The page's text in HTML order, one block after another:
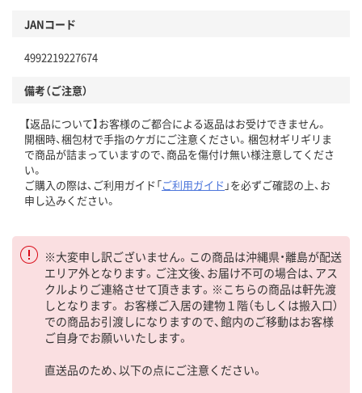
JANコード
4992219227674
備考（ご注意）
【返品について】お客様のご都合による返品はお受けできません。
開梱時、梱包材で手指のケガにご注意ください。梱包材ギリギリま
で商品が詰まっていますので、商品を傷付け無い様注意してくださ
い。
ご購入の際は、ご利用ガイド「ご利用ガイド 」を必ずご確認の上、お
申し込みください。
※大変申し訳ございません。この商品は沖縄県・離島が配送
エリア外となります。ご注文後、お届け不可の場合は、アス
クルよりご連絡させて頂きます。※こちらの商品は軒先渡
しとなります。 お客様ご入居の建物１階（もしくは搬入口）
での商品お引渡しになりますので、館内のご移動はお客様
ご自身でお願いいたします。
直送品のため、以下の点にご注意ください。